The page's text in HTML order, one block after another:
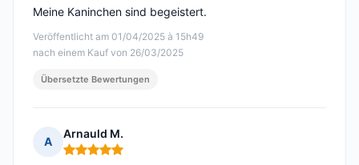
Veröffentlicht am 01/04/2025 à 15h49
nach einem Kauf von 26/03/2025
Meine Kaninchen sind begeistert.
Übersetzte Bewertungen
A
Arnauld M.
Hinweis: 5 von 5